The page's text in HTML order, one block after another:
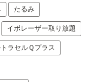
たるみ
イボレーザー取り放題
ラセルＱプラス